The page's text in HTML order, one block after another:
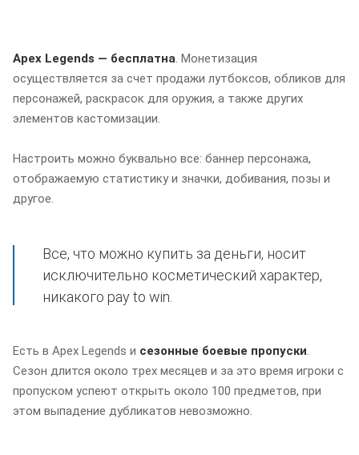
Apex Legends — бесплатна. Монетизация
осуществляется за счет продажи лутбоксов, обликов для
персонажей, раскрасок для оружия, а также других
элементов кастомизации.
Настроить можно буквально все: баннер персонажа,
отображаемую статистику и значки, добивания, позы и
другое.
Все, что можно купить за деньги, носит
исключительно косметический характер,
никакого pay to win.
Есть в Apex Legends и сезонные боевые пропуски.
Сезон длится около трех месяцев и за это время игроки с
пропуском успеют открыть около 100 предметов, при
этом выпадение дубликатов невозможно.